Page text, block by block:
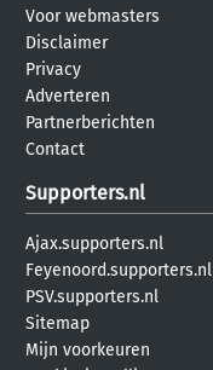
Voor webmasters
Disclaimer
Privacy
Adverteren
Partnerberichten
Contact
Supporters.nl
Ajax.supporters.nl
Feyenoord.supporters.nl
PSV.supporters.nl
Sitemap
Mijn voorkeuren